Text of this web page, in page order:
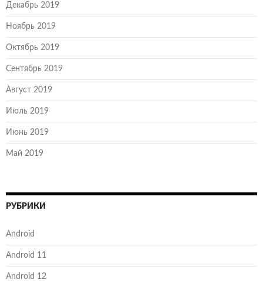
Декабрь 2019
Ноябрь 2019
Октябрь 2019
Сентябрь 2019
Август 2019
Июль 2019
Июнь 2019
Май 2019
РУБРИКИ
Android
Android 11
Android 12